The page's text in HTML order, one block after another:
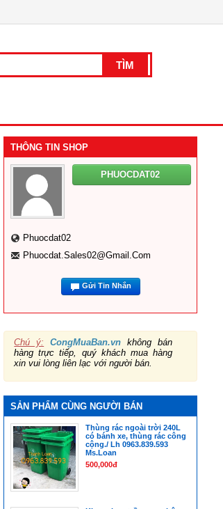
THÔNG TIN SHOP
PHUOCDAT02
Phuocdat02
Phuocdat.sales02@gmail.com
Gửi Tin Nhắn
Chú ý: CongMuaBan.vn không bán
hàng trực tiếp, quý khách mua hàng
xin vui lòng liên lạc với người bán.
SẢN PHẨM CÙNG NGƯỜI BÁN
Thùng rác ngoài trời 240L
có bánh xe, thùng rác công
cộng./ Lh 0963.839.593
Ms.Loan
500,000đ